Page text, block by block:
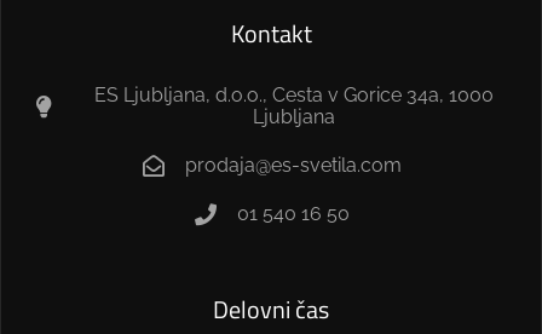
Kontakt
ES Ljubljana, d.o.o., Cesta v Gorice 34a, 1000
Ljubljana
prodaja@es-svetila.com
01 540 16 50
Delovni čas